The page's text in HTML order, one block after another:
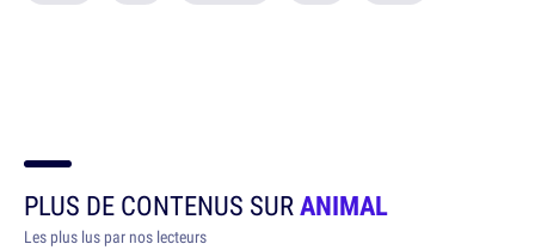
PLUS DE CONTENUS SURANIMAL
Les plus lus par nos lecteurs